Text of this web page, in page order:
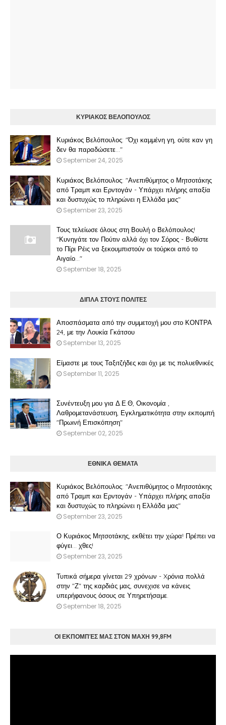
ΚΥΡΙΑΚΟΣ ΒΕΛΟΠΟΥΛΟΣ
Κυριάκος Βελόπουλος: "Όχι καμμένη γη, ούτε καν γη
δεν θα παραδώσετε..."
September 24, 2025
Κυριάκος Βελόπουλος: "Ανεπιθύμητος ο Μητσοτάκης
από Τραμπ και Ερντογάν - Υπάρχει πλήρης απαξία
και δυστυχώς το πληρώνει η Ελλάδα μας"
September 23, 2025
Τους τελείωσε όλους στη Βουλή ο Βελόπουλος!
"Κυνηγάτε τον Πούτιν αλλά όχι τον Σόρος - Βυθίστε
το Πίρι Ρέις να ξεκουμπιστούν οι τούρκοι από το
Αιγαίο..."
September 18, 2025
ΔΙΠΛΑ ΣΤΟΥΣ ΠΟΛΙΤΕΣ
Αποσπάσματα από την συμμετοχή μου στο ΚΟΝΤΡΑ
24, με την Λουκία Γκάτσου
September 13, 2025
Είμαστε με τους Ταξιτζήδες και όχι με τις πολυεθνικές
September 11, 2025
Συνέντευξη μου για Δ.Ε.Θ, Οικονομία ,
Λαθρομετανάστευση, Εγκληματικότητα στην εκπομπή
"Πρωινή Επισκόπηση"
September 02, 2025
ΕΘΝΙΚΑ ΘΕΜΑΤΑ
Κυριάκος Βελόπουλος: "Ανεπιθύμητος ο Μητσοτάκης
από Τραμπ και Ερντογάν - Υπάρχει πλήρης απαξία
και δυστυχώς το πληρώνει η Ελλάδα μας"
September 23, 2025
Ο Κυριάκος Μητσοτάκης, εκθέτει την χώρα! Πρέπει να
φύγει… χθες!
September 23, 2025
Τυπικά σήμερα γίνεται 29 χρόνων - Xρόνια πολλά
στην "Ζ" της καρδιάς μας, συνεχισε να κάνεις
υπερήφανους όσους σε Υπηρετήσαμε.
September 18, 2025
ΟΙ ΕΚΠΟΜΠΈΣ ΜΑΣ ΣΤΟΝ ΜΑΧΗ 99,8FM